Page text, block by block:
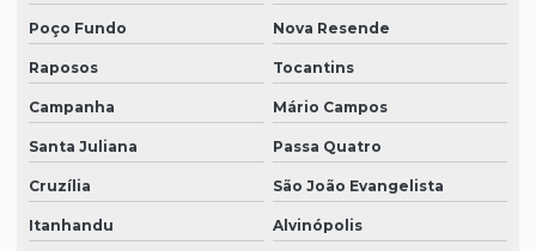
Poço Fundo Nova Resende
Raposos Tocantins
Campanha Mário Campos
Santa Juliana Passa Quatro
Cruzília São João Evangelista
Itanhandu Alvinópolis